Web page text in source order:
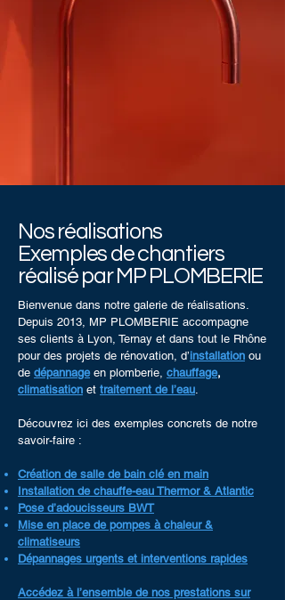
Nos réalisations
Exemples de chantiers
réalisé par MP PLOMBERIE
Bienvenue dans notre galerie de réalisations.
Depuis 2013, MP PLOMBERIE accompagne
ses clients à Lyon, Ternay et dans tout le Rhône
pour des projets de rénovation, d’installation ou
de dépannage en plomberie, chauffage,
climatisation et traitement de l’eau.
Découvrez ici des exemples concrets de notre
savoir-faire :
Création de salle de bain clé en main
Installation de chauffe-eau Thermor & Atlantic
Pose d’adoucisseurs BWT
Mise en place de pompes à chaleur &
climatiseurs
Dépannages urgents et interventions rapides
Accédez à l’ensemble de nos prestations sur